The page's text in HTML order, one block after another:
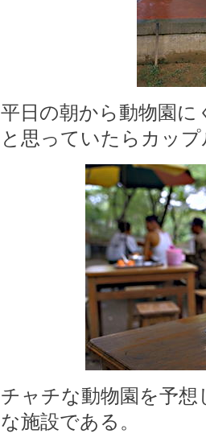
平日の朝から動物園
と思っていたらカッ
チャチな動物園を予
な施設である。